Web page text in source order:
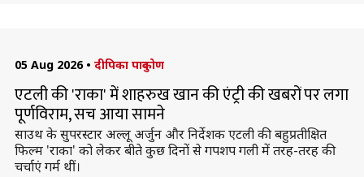
05 Aug 2026 • दीपिका पादुकोण
एटली की 'राका' में शाहरुख खान की एंट्री की खबरों पर लगा
पूर्णविराम, सच आया सामने
साउथ के सुपरस्टार अल्लू अर्जुन और निर्देशक एटली की बहुप्रतीक्षित
फिल्म 'राका' को लेकर बीते कुछ दिनों से गपशप गली में तरह-तरह की
चर्चाएं गर्म थीं।